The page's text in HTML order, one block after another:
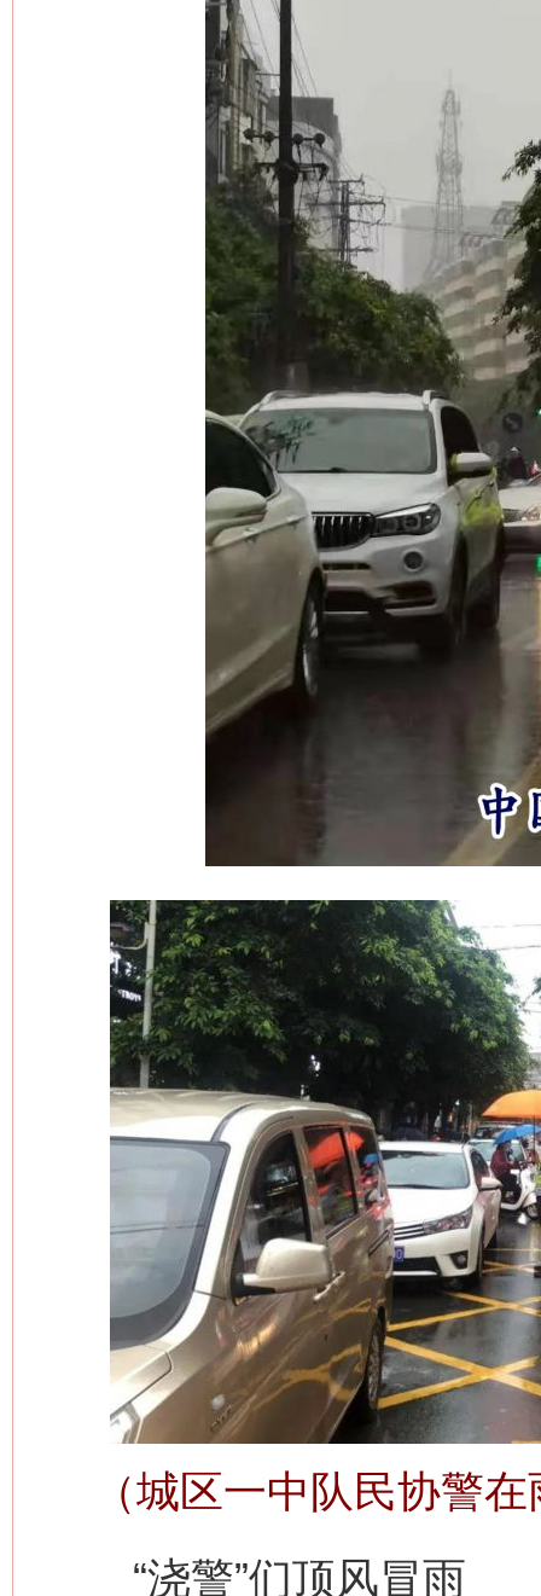
（城区一中队民协警
“浇警”们顶风冒雨